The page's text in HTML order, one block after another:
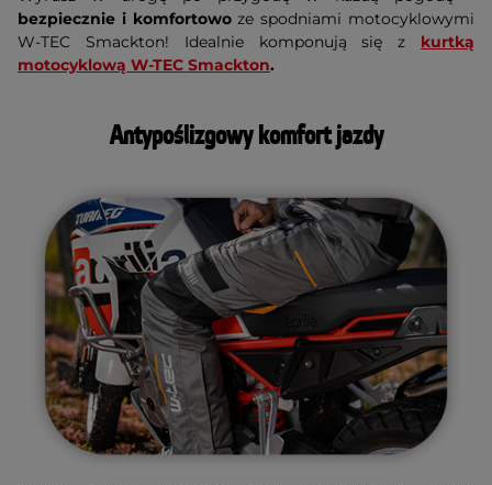
bezpiecznie i komfortowoze spodniami motocyklowymi
W-TEC Smackton! Idealnie komponują się z kurtką
motocyklową W-TEC Smackton.
Antypoślizgowy komfort jazdy